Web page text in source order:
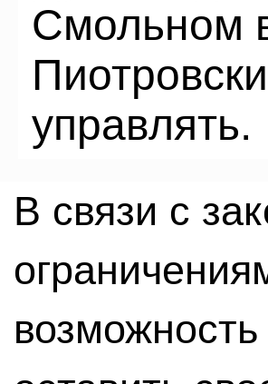
Смольном
управлять.
В связи с